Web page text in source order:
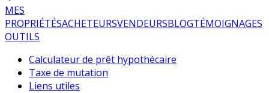
MES
PROPRIÉTÉSACHETEURSVENDEURSBLOGTÉMOIGNAGES
OUTILS
Calculateur de prêt hypothécaire
Taxe de mutation
Liens utiles